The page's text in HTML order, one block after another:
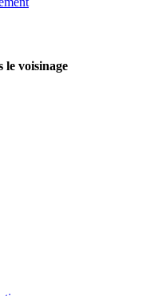
le voisinage